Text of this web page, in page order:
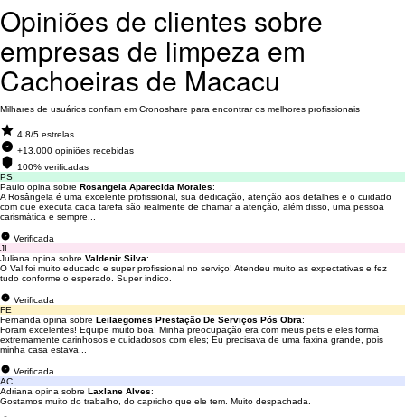
Opiniões de clientes sobre
empresas de limpeza em
Cachoeiras de Macacu
Milhares de usuários confiam em Cronoshare para encontrar os melhores profissionais
4.8/5 estrelas
+13.000 opiniões recebidas
100% verificadas
PS
Paulo opina sobre Rosangela Aparecida Morales:
A Rosângela é uma excelente profissional, sua dedicação, atenção aos detalhes e o cuidado
com que executa cada tarefa são realmente de chamar a atenção, além disso, uma pessoa
carismática e sempre...
Verificada
JL
Juliana opina sobre Valdenir Silva:
O Val foi muito educado e super profissional no serviço! Atendeu muito as expectativas e fez
tudo conforme o esperado. Super indico.
Verificada
FE
Fernanda opina sobre Leilaegomes Prestação De Serviços Pós Obra:
Foram excelentes! Equipe muito boa! Minha preocupação era com meus pets e eles forma
extremamente carinhosos e cuidadosos com eles; Eu precisava de uma faxina grande, pois
minha casa estava...
Verificada
AC
Adriana opina sobre Laxlane Alves:
Gostamos muito do trabalho, do capricho que ele tem. Muito despachada.